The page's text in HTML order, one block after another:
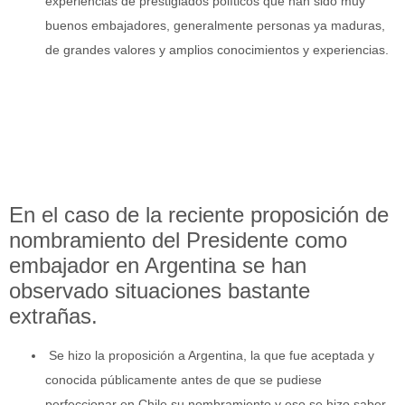
buenos embajadores, generalmente personas ya maduras,
de grandes valores y amplios conocimientos y experiencias.
En el caso de la reciente proposición de
nombramiento del Presidente como
embajador en Argentina se han
observado situaciones bastante
extrañas.
Se hizo la proposición a Argentina, la que fue aceptada y
conocida públicamente antes de que se pudiese